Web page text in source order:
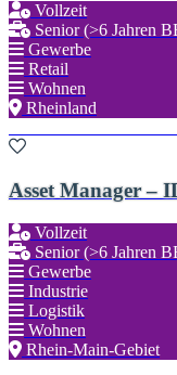
Vollzeit
Senior (>6 Jahren
Gewerbe
Retail
Wohnen
Rheinland
Asset Manager –
Vollzeit
Senior (>6 Jahren
Gewerbe
Industrie
Logistik
Wohnen
Rhein-Main-Gebiet